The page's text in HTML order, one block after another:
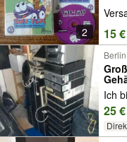
2 15 €
Berlin
Ich
25